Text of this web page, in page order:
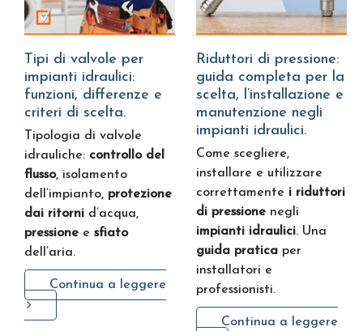
Tipi di valvole per
impianti idraulici:
funzioni, differenze e
criteri di scelta.
Tipologia di valvole
idrauliche: controllo del
flusso, isolamento
dell’impianto, protezione
dai ritorni d’acqua,
pressione e sfiato
dell’aria.
Continua a leggere
Riduttori di pressione:
guida completa per la
scelta, l’installazione e
manutenzione negli
impianti idraulici.
Come scegliere,
installare e utilizzare
correttamente i riduttori
di pressione negli
impianti idraulici. Una
guida pratica per
installatori e
professionisti.
Continua a leggere